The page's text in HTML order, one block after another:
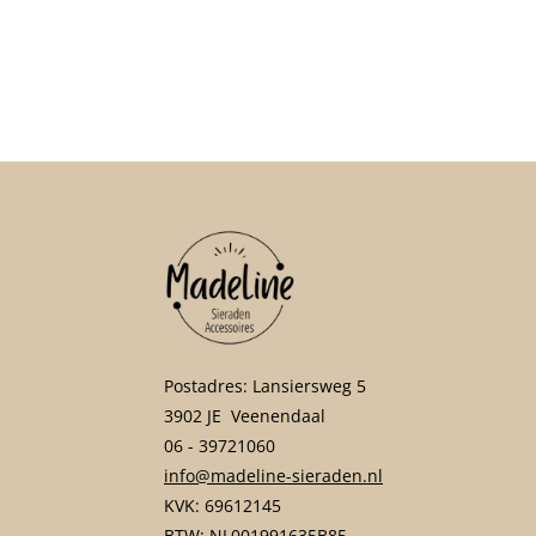
Postadres: Lansiersweg 5
3902 JE Veenendaal
06 - 39721060
info@madeline-sieraden.nl
KVK: 69612145